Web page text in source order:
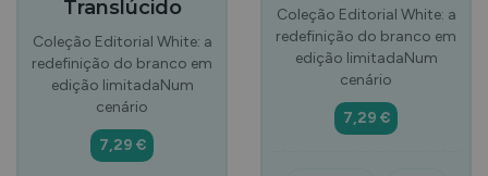
Translúcido
Coleção Editorial White: a
redefinição do branco em
edição limitadaNum
cenário
7,29 €
Coleção Editorial White: a
redefinição do branco em
edição limitadaNum
cenário
7,29 €